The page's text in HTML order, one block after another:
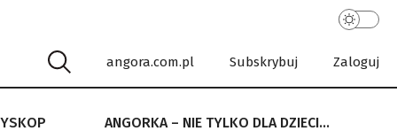
angora.com.pl Subskrybuj Zaloguj
ANGORKA – NIE TYLKO DLA DZIECI…
NIE TYLKO DLA DZIECI…